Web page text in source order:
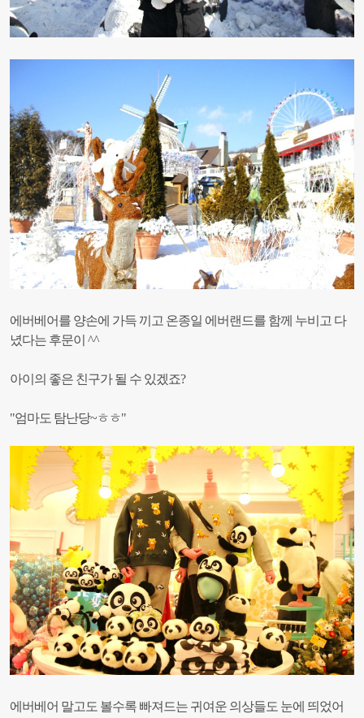
에버베어를 양손에 가득 끼고 온종일 에버랜드를 함께 누비고 다
녔다는 후문이 ^^
아이의 좋은 친구가 될 수 있겠죠?
"엄마도 탐난당~ㅎㅎ"
에버베어 말고도 볼수록 빠져드는 귀여운 의상들도 눈에 띄었어